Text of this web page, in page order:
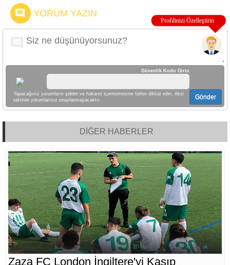
YORUM YAZIN
Güvenlik Kodu Girin
Yapacağınız yorumların şiddet ve hakaret içermemesine lütfen dikkat edin. Aksi
taktirde yorumlarınız onaylanmayacaktır.
Gönder
DİĞER HABERLER
Zaza FC London İngiltere'yi Kasıp